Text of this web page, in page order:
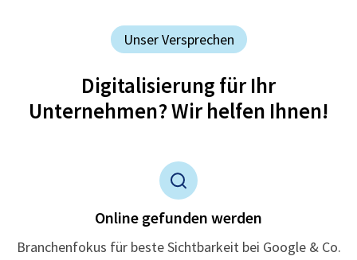
Unser Versprechen
Digitalisierung für Ihr
Unternehmen? Wir helfen Ihnen!
Online gefunden werden
Branchenfokus für beste Sichtbarkeit bei Google & Co.